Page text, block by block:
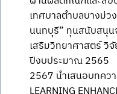
เทศบาลตำบลบางม่ว
นนทบุรี” ทุนสนับสนุ
เสริมวิทยาศาสตร์ วิ
ปีงบประมาณ 2565
2567 นำเสนอบทคว